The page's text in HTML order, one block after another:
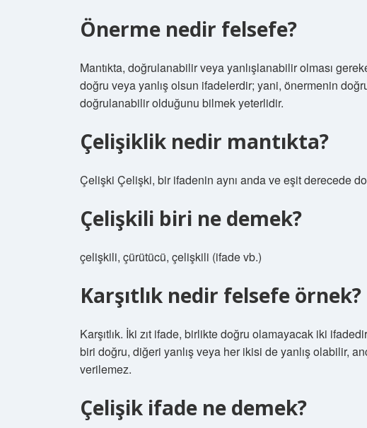
Önerme nedir felsefe?
Mantıkta, doğrulanabilir veya yanlışlanabilir olması
doğru veya yanlış olsun ifadelerdir; yani, önermenin
doğrulanabilir olduğunu bilmek yeterlidir.
Çelişiklik nedir mantıkta?
Çelişki Çelişki, bir ifadenin aynı anda ve eşit derecede
Çelişkili biri ne demek?
çelişkili, çürütücü, çelişkili (ifade vb.)
Karşıtlık nedir felsefe örnek?
Karşıtlık. İki zıt ifade, birlikte doğru olamayacak iki
biri doğru, diğeri yanlış veya her ikisi de yanlış olabilir,
verilemez.
Çelişik ifade ne demek?